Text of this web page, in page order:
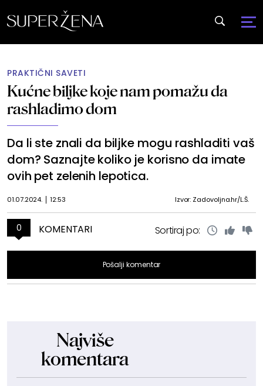
PRAKTIČNI SAVETI
Kućne biljke koje nam pomažu da
rashladimo dom
Da li ste znali da biljke mogu rashladiti vaš
dom? Saznajte koliko je korisno da imate
ovih pet zelenih lepotica.
01.07.2024. 12:53 Izvor: Zadovoljna.hr/L.Š.
0 KOMENTARI Sortiraj po:
Pošalji komentar
Najviše
komentara